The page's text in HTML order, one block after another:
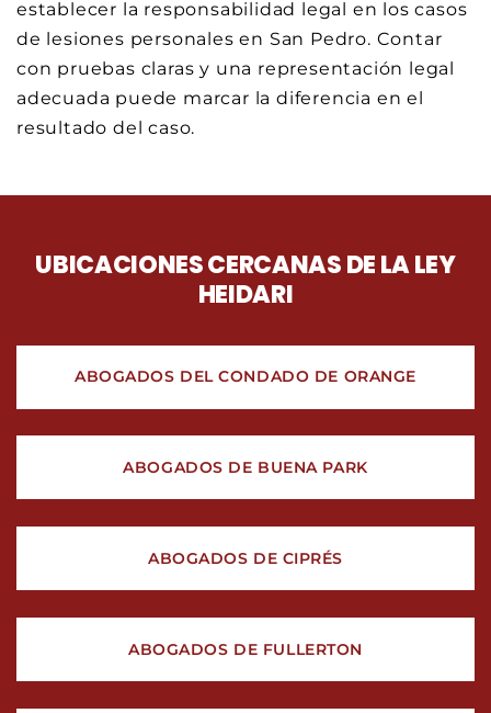
establecer la responsabilidad legal en los casos
de lesiones personales en San Pedro. Contar
con pruebas claras y una representación legal
adecuada puede marcar la diferencia en el
resultado del caso.
UBICACIONES CERCANAS DE LA LEY
HEIDARI
ABOGADOS DEL CONDADO DE ORANGE
ABOGADOS DE BUENA PARK
ABOGADOS DE CIPRÉS
ABOGADOS DE FULLERTON